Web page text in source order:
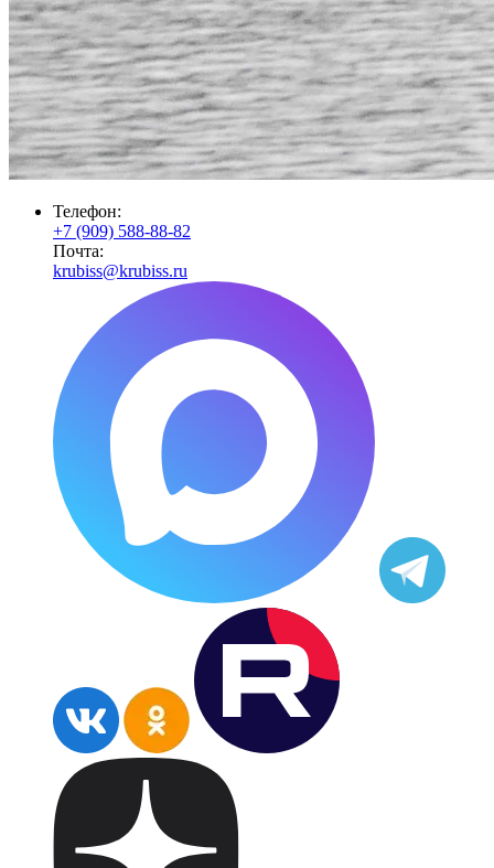
Телефон:
+7 (909) 588-88-82
Почта:
krubiss@krubiss.ru